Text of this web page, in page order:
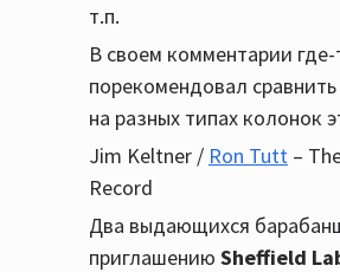
т.п.
В своем комментарии где-
порекомендовал
на разных типах колонок
Jim Keltner / Ron Tutt ‎–
Record
Два выдающихся
приглашению Sheffield